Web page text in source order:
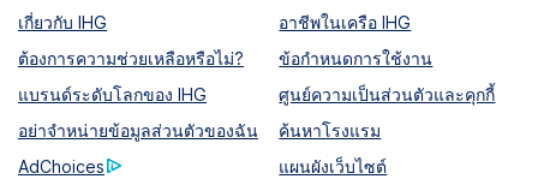
เกี่ยวกับ IHG
อาชีพในเครือ IHG
ต้องการความช่วยเหลือหรือไม่?
ข้อกำหนดการใช้งาน
แบรนด์ระดับโลกของ IHG
ศูนย์ความเป็นส่วนตัวและคุกกี้
อย่าจำหน่ายข้อมูลส่วนตัวของฉัน
ค้นหาโรงแรม
AdChoices
แผนผังเว็บไซต์